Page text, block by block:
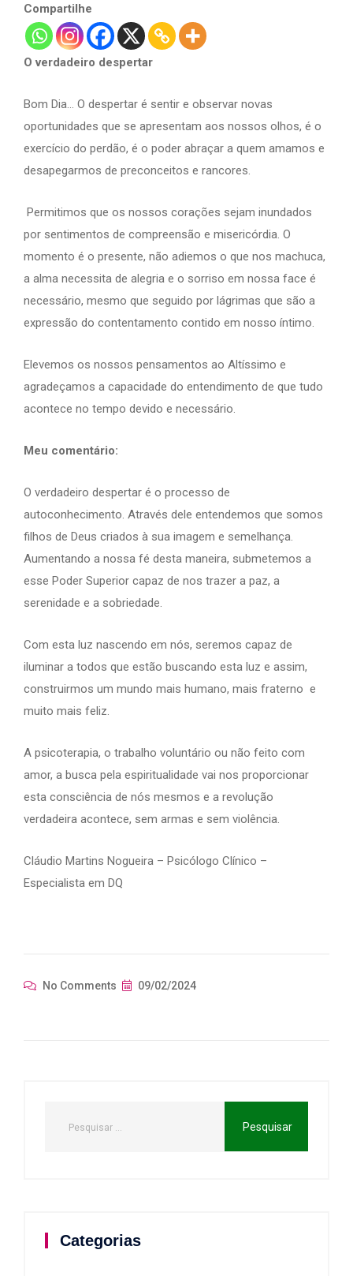
Compartilhe
O verdadeiro despertar
Bom Dia… O despertar é sentir e observar novas
oportunidades que se apresentam aos nossos olhos, é o
exercício do perdão, é o poder abraçar a quem amamos e
desapegarmos de preconceitos e rancores.
Permitimos que os nossos corações sejam inundados
por sentimentos de compreensão e misericórdia. O
momento é o presente, não adiemos o que nos machuca,
a alma necessita de alegria e o sorriso em nossa face é
necessário, mesmo que seguido por lágrimas que são a
expressão do contentamento contido em nosso íntimo.
Elevemos os nossos pensamentos ao Altíssimo e
agradeçamos a capacidade do entendimento de que tudo
acontece no tempo devido e necessário.
Meu comentário:
O verdadeiro despertar é o processo de
autoconhecimento. Através dele entendemos que somos
filhos de Deus criados à sua imagem e semelhança.
Aumentando a nossa fé desta maneira, submetemos a
esse Poder Superior capaz de nos trazer a paz, a
serenidade e a sobriedade.
Com esta luz nascendo em nós, seremos capaz de
iluminar a todos que estão buscando esta luz e assim,
construirmos um mundo mais humano, mais fraterno e
muito mais feliz.
A psicoterapia, o trabalho voluntário ou não feito com
amor, a busca pela espiritualidade vai nos proporcionar
esta consciência de nós mesmos e a revolução
verdadeira acontece, sem armas e sem violência.
Cláudio Martins Nogueira – Psicólogo Clínico –
Especialista em DQ
No Comments 09/02/2024
Categorias